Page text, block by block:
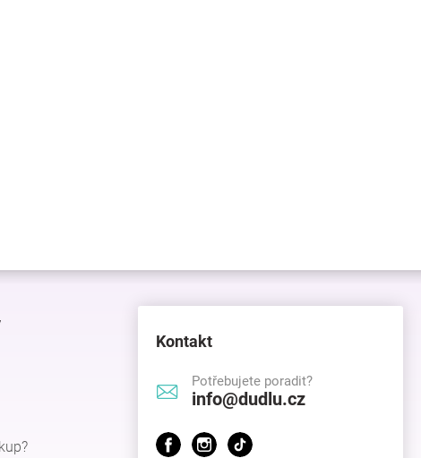
Kontakt
Potřebujete poradit?
info@dudlu.cz